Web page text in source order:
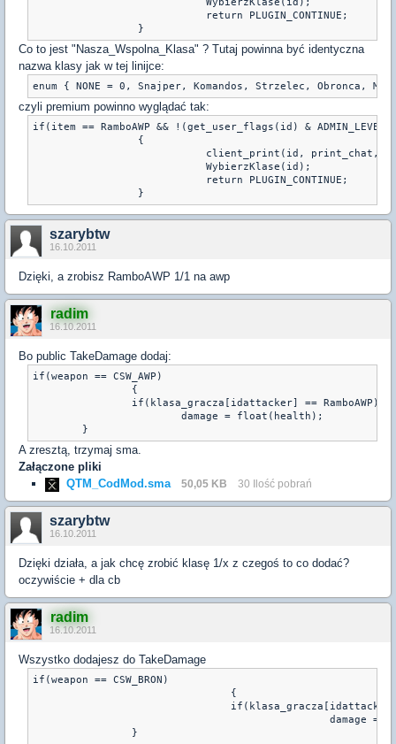
Co to jest "Nasza_Wspolna_Klasa" ? Tutaj powinna być identyczna
nazwa klasy jak w tej linijce:
czyli premium powinno wyglądać tak:
if(item == RamboAWP && !(get_user_flags(id) &
client_print(id, print_chat,
szarybtw
16.10.2011
Dzięki, a zrobisz RamboAWP 1/1 na awp
radim
16.10.2011
Bo public TakeDamage dodaj:
if(weapon == CSW_AWP)
A zresztą, trzymaj sma.
Załączone pliki
QTM_CodMod.sma
50,05 KB 30 Ilość pobrań
szarybtw
16.10.2011
Dzięki działa, a jak chcę zrobić klasę 1/x z czegoś to co dodać?
oczywiście + dla cb
radim
16.10.2011
Wszystko dodajesz do TakeDamage
if(weapon == CSW_BRON)
		}